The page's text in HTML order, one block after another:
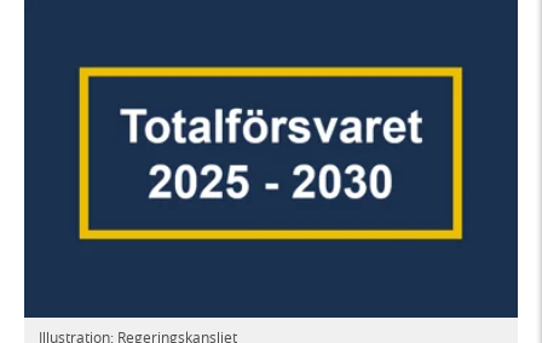
Illustration: Regeringskansliet